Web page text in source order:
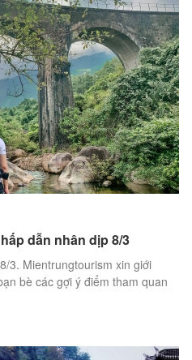
dẫn nhân dịp 8/3
3. Mientrungtourism xin giới
bè các gợi ý điểm tham quan